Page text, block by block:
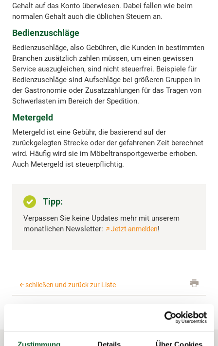
Zustimmung Details Über Cookies
Gehalt auf das Konto überwiesen. Dabei fallen wie beim
normalen Gehalt auch die üblichen Steuern an.
Bedienzuschläge
Bedienzuschläge, also Gebühren, die Kunden in bestimmten
Branchen zusätzlich zahlen müssen, um einen gewissen
Service auszugleichen, sind nicht steuerfrei. Beispiele für
Bedienzuschläge sind Aufschläge bei größeren Gruppen in
der Gastronomie oder Zusatzzahlungen für das Tragen von
Schwerlasten im Bereich der Spedition.
Metergeld
Metergeld ist eine Gebühr, die basierend auf der
zurückgelegten Strecke oder der gefahrenen Zeit berechnet
wird. Häufig wird sie im Möbeltransportgewerbe erhoben.
Auch Metergeld ist steuerpflichtig.
Tipp:
Verpassen Sie keine Updates mehr mit unserem
monatlichen Newsletter:
Jetzt anmelden!
schließen und zurück zur Liste